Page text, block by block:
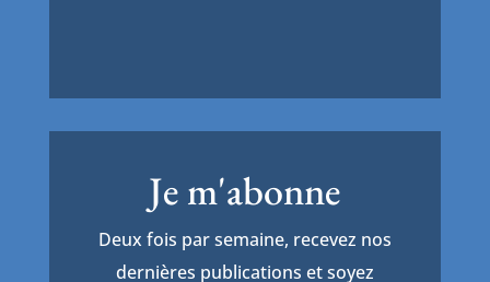
Je m'abonne
Deux fois par semaine, recevez nos
dernières publications et soyez